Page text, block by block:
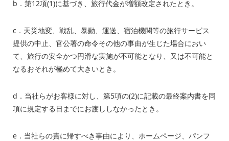
b．第12項(1)に基づき、旅行代金が増額改定されたとき。
c．天災地変、戦乱、暴動、運送、宿泊機関等の旅行サービス
提供の中止、官公署の命令その他の事由が生じた場合におい
て、旅行の安全かつ円滑な実施が不可能となり、又は不可能と
なるおそれが極めて大きいとき。
d．当社らがお客様に対し、第5項の(2)に記載の最終案内書を同
項に規定する日までにお渡ししなかったとき。
e．当社らの責に帰すべき事由により、ホームページ、パンフ